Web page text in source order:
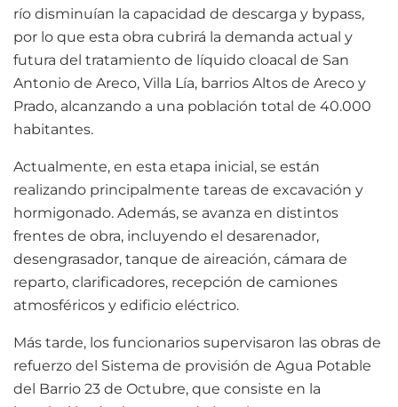
río disminuían la capacidad de descarga y bypass,
por lo que esta obra cubrirá la demanda actual y
futura del tratamiento de líquido cloacal de San
Antonio de Areco, Villa Lía, barrios Altos de Areco y
Prado, alcanzando a una población total de 40.000
habitantes.
Actualmente, en esta etapa inicial, se están
realizando principalmente tareas de excavación y
hormigonado. Además, se avanza en distintos
frentes de obra, incluyendo el desarenador,
desengrasador, tanque de aireación, cámara de
reparto, clarificadores, recepción de camiones
atmosféricos y edificio eléctrico.
Más tarde, los funcionarios supervisaron las obras de
refuerzo del Sistema de provisión de Agua Potable
del Barrio 23 de Octubre, que consiste en la